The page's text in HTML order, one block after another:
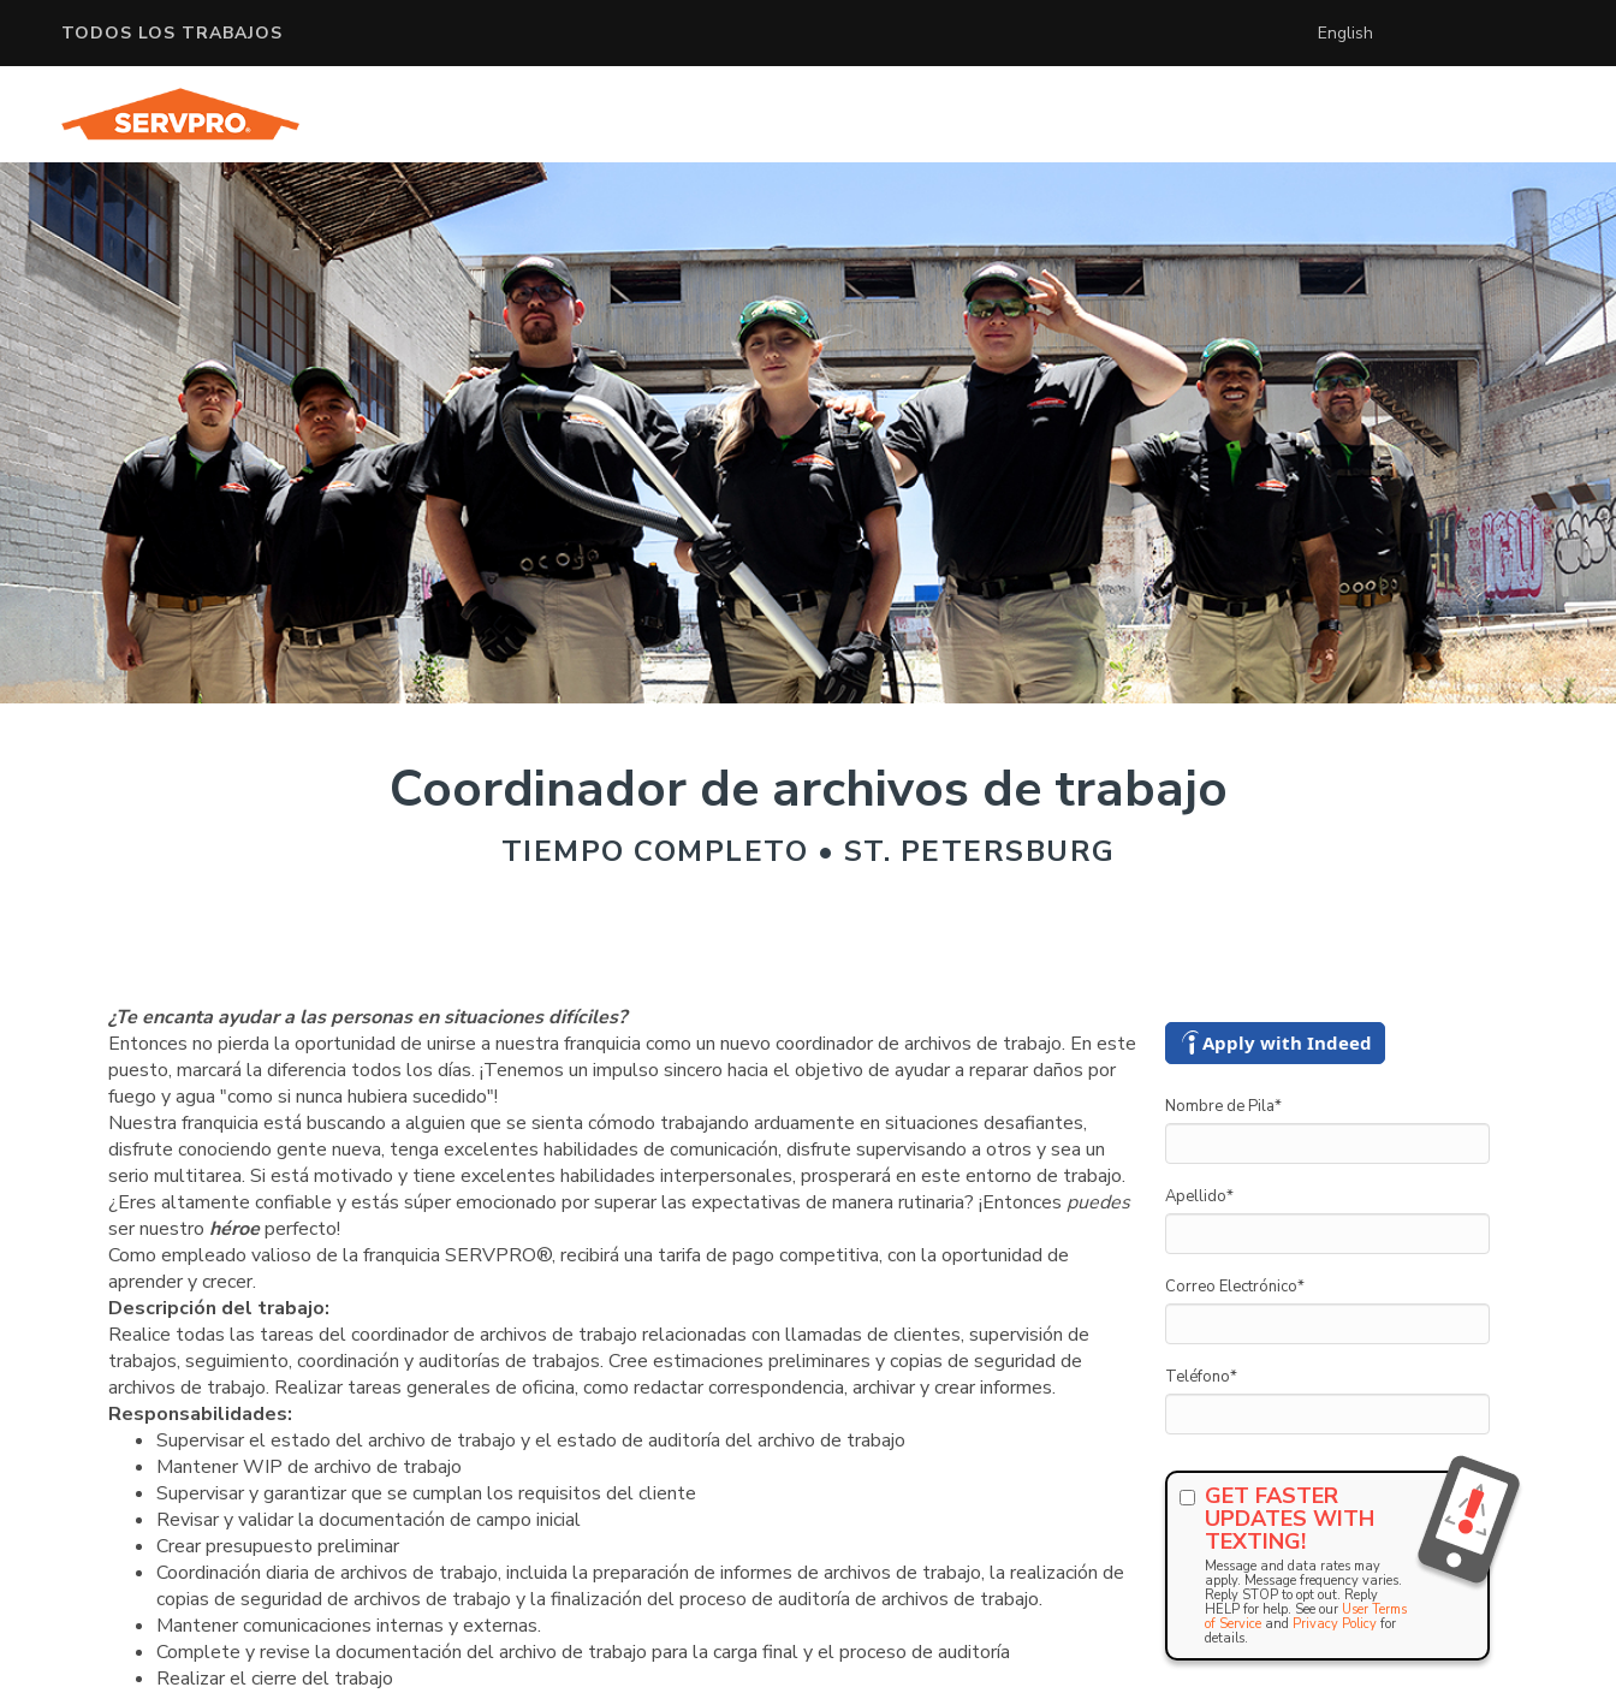
TODOS LOS TRABAJOS English
Coordinador de archivos de trabajo
TIEMPO COMPLETO • ST. PETERSBURG
¿Te encanta ayudar a las personas en situaciones difíciles?
Entonces no pierda la oportunidad de unirse a nuestra franquicia como un nuevo coordinador de archivos de trabajo. En este
puesto, marcará la diferencia todos los días. ¡Tenemos un impulso sincero hacia el objetivo de ayudar a reparar daños por
fuego y agua "como si nunca hubiera sucedido"!
Nuestra franquicia está buscando a alguien que se sienta cómodo trabajando arduamente en situaciones desafiantes,
disfrute conociendo gente nueva, tenga excelentes habilidades de comunicación, disfrute supervisando a otros y sea un
serio multitarea. Si está motivado y tiene excelentes habilidades interpersonales, prosperará en este entorno de trabajo.
¿Eres altamente confiable y estás súper emocionado por superar las expectativas de manera rutinaria? ¡Entonces puedes
ser nuestro héroeperfecto!
Como empleado valioso de la franquicia SERVPRO®, recibirá una tarifa de pago competitiva, con la oportunidad de
aprender y crecer.
Descripción del trabajo:
Realice todas las tareas del coordinador de archivos de trabajo relacionadas con llamadas de clientes, supervisión de
trabajos, seguimiento, coordinación y auditorías de trabajos. Cree estimaciones preliminares y copias de seguridad de
archivos de trabajo. Realizar tareas generales de oficina, como redactar correspondencia, archivar y crear informes.
Responsabilidades:
Supervisar el estado del archivo de trabajo y el estado de auditoría del archivo de trabajo
Mantener WIP de archivo de trabajo
Supervisar y garantizar que se cumplan los requisitos del cliente
Revisar y validar la documentación de campo inicial
Crear presupuesto preliminar
Coordinación diaria de archivos de trabajo, incluida la preparación de informes de archivos de trabajo, la realización de
copias de seguridad de archivos de trabajo y la finalización del proceso de auditoría de archivos de trabajo.
Mantener comunicaciones internas y externas.
Complete y revise la documentación del archivo de trabajo para la carga final y el proceso de auditoría
Realizar el cierre del trabajo
Apply with Indeed
Nombre de Pila*
Apellido*
Correo Electrónico*
Teléfono*
GET FASTER
UPDATES WITH
TEXTING!
Message and data rates may
apply. Message frequency varies.
Reply STOP to opt out. Reply
HELP for help. See our User Terms
of Service and Privacy Policy for
details.